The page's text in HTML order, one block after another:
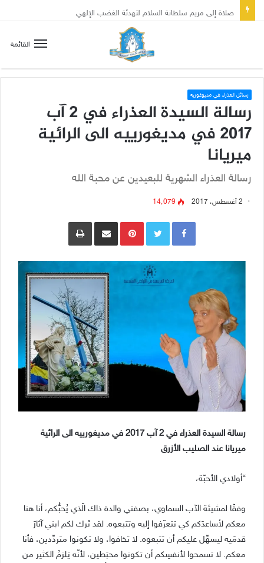
صلاة إلى مريم سلطانة السلام لتهدئة الغضب الإلهي
القائمة
رسائل العذراء في مديوغوريه
رسالة السيدة العذراء في 2 آب
2017 في مديغورييه الى الرائية
ميريانا
رسالة العذراء الشهرية للبعيدين عن محبة الله
2 أغسطس، 2017 14٬079
Pinterestمشاركة عبر البريد طباعة
رسالة السيدة العذراء في 2 آب 2017 في مديغورييه الى الرائية
ميريانا عند الصليب الأزرق
“أولادي الأحبّة،
وفقًا لمشيئة الآب السماوي، بصفتي والدة ذاك الّذي يُحبُّكم، أنا هنا
معكم لأساعدَكم كي تتعرّفوا إليه وتتبعوه. لقد تَرك لكم ابني آثارَ
قدمَيه ليسهِّل عليكم أن تتبعوه. لا تخافوا، ولا تكونوا متردِّدين، فأنا
معكم. لا تسمحوا لأنفسِكم أن تكونوا محبَطين، لأنّه يَلزمُ الكثير من